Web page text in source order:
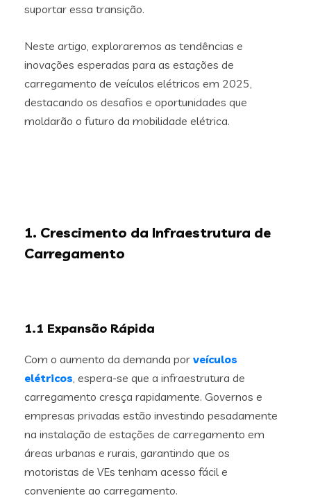
suportar essa transição.
Neste artigo, exploraremos as tendências e
inovações esperadas para as estações de
carregamento de veículos elétricos em 2025,
destacando os desafios e oportunidades que
moldarão o futuro da mobilidade elétrica.
1. Crescimento da Infraestrutura de
Carregamento
1.1 Expansão Rápida
Com o aumento da demanda por veículos
elétricos , espera-se que a infraestrutura de
carregamento cresça rapidamente. Governos e
empresas privadas estão investindo pesadamente
na instalação de estações de carregamento em
áreas urbanas e rurais, garantindo que os
motoristas de VEs tenham acesso fácil e
conveniente ao carregamento.